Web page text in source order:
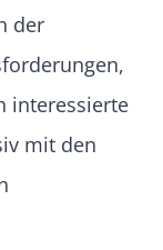
der
interessierte
mit den